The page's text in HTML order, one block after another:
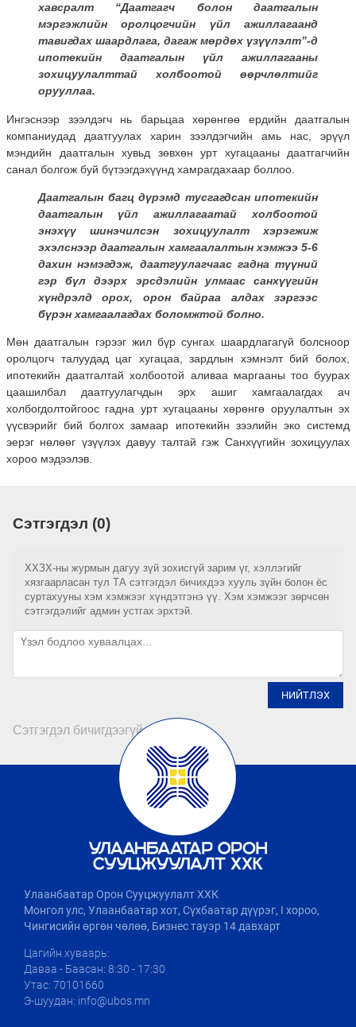
хавсралт “Даатгагч болон даатгалын
мэргэжлийн оролцогчийн үйл ажиллагаанд
тавигдах шаардлага, дагаж мөрдөх үзүүлэлт”-д
ипотекийн даатгалын үйл ажиллагааны
зохицуулалттай холбоотой өөрчлөлтийг
орууллаа.
Ингэснээр зээлдэгч нь барьцаа хөрөнгөө ердийн даатгалын
компаниудад даатгуулах харин зээлдэгчийн амь нас, эрүүл
мэндийн даатгалын хувьд зөвхөн урт хугацааны даатгагчийн
санал болгож буй бүтээгдэхүүнд хамрагдахаар боллоо.
Даатгалын багц дүрэмд тусгагдсан ипотекийн
даатгалын үйл ажиллагаатай холбоотой
энэхүү шинэчилсэн зохицуулалт хэрэгжиж
эхэлснээр даатгалын хамгаалалтын хэмжээ 5-6
дахин нэмэгдэж, даатгуулагчаас гадна түүний
гэр бүл дээрх эрсдэлийн улмаас санхүүгийн
хүндрэлд орох, орон байраа алдах зэргээс
бүрэн хамгаалагдах боломжтой болно.
Мөн даатгалын гэрээг жил бүр сунгах шаардлагагүй болсноор
оролцогч талуудад цаг хугацаа, зардлын хэмнэлт бий болох,
ипотекийн даатгалтай холбоотой аливаа маргааны тоо буурах
цаашилбал даатгуулагчдын эрх ашиг хамгаалагдах ач
холбогдолтойгоос гадна урт хугацааны хөрөнгө оруулалтын эх
үүсвэрийг бий болгох замаар ипотекийн зээлийн эко системд
эерэг нөлөөг үзүүлэх давуу талтай гэж Санхүүгийн зохицуулах
хороо мэдээлэв.
Сэтгэгдэл (0)
ХХЗХ-ны журмын дагуу зүй зохисгүй зарим үг, хэллэгийг
хязгаарласан тул ТА сэтгэгдэл бичихдээ хууль зүйн болон ёс
суртахууны хэм хэмжээг хүндэтгэнэ үү. Хэм хэмжээг зөрчсөн
сэтгэгдэлийг админ устгах эрхтэй.
НИЙТЛЭХ
Сэтгэгдэл бичигдээгүй байна
Улаанбаатар Орон Сууцжуулалт ХХК
Монгол улс, Улаанбаатар хот, Сүхбаатар дүүрэг, I хороо,
Чингисийн өргөн чөлөө, Бизнес тауэр 14 давхарт
Цагийн хуваарь:
Даваа - Баасан: 8:30 - 17:30
Утас: 70101660
Э-шуудан: info@ubos.mn